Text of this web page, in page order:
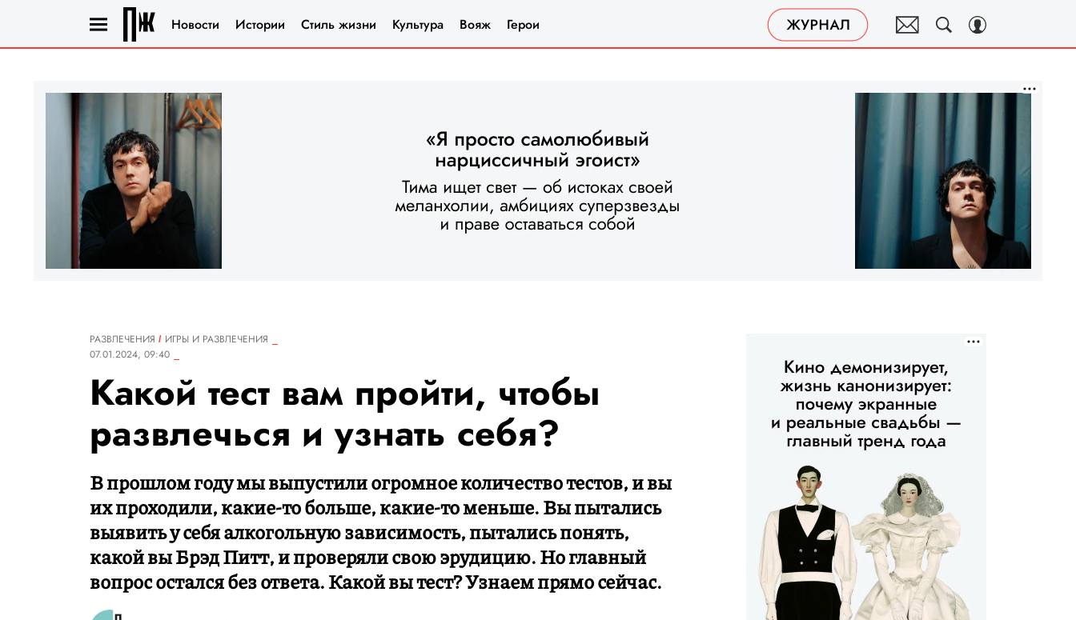
Новости Истории Стиль жизни Культура Вояж Герои
РАЗВЛЕЧЕНИЯ
ИГРЫ И РАЗВЛЕЧЕНИЯ
07.01.2024, 09:40
Какой тест вам пройти, чтобы
развлечься и узнать себя?
В прошлом году мы выпустили огромное количество тестов, и вы
их проходили, какие-то больше, какие-то меньше. Вы пытались
выявить у себя алкогольную зависимость, пытались понять,
какой вы Брэд Питт, и проверяли свою эрудицию. Но главный
вопрос остался без ответа. Какой вы тест? Узнаем прямо сейчас.